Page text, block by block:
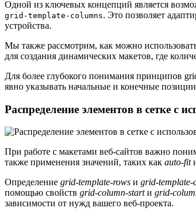
Одной из ключевых концепций является
grid-template-columns. Это позволяет
устройства.
Мы также рассмотрим, как можно
для создания динамических макетов, где
Для более глубокого понимания принципов
явно указывать начальные и конечные
Распределение элементов в сетке с
При работе с макетами веб-сайтов важно
также применения значений, таких как auto-fit
Определение grid-template-rows и grid-template-
помощью свойств grid-column-startи grid-
зависимости от нужд вашего веб-проекта.